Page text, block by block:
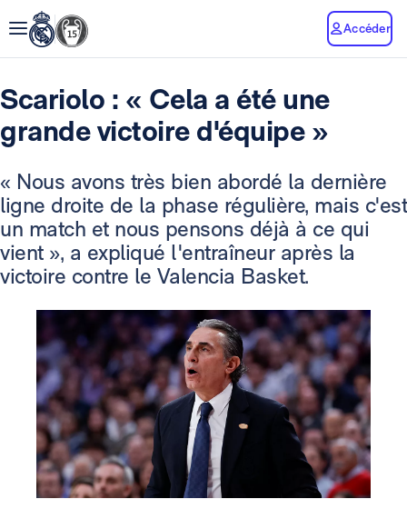
Accéder
Scariolo : « Cela a été une
grande victoire d'équipe »
« Nous avons très bien abordé la dernière
ligne droite de la phase régulière, mais c'est
un match et nous pensons déjà à ce qui
vient », a expliqué l'entraîneur après la
victoire contre le Valencia Basket.